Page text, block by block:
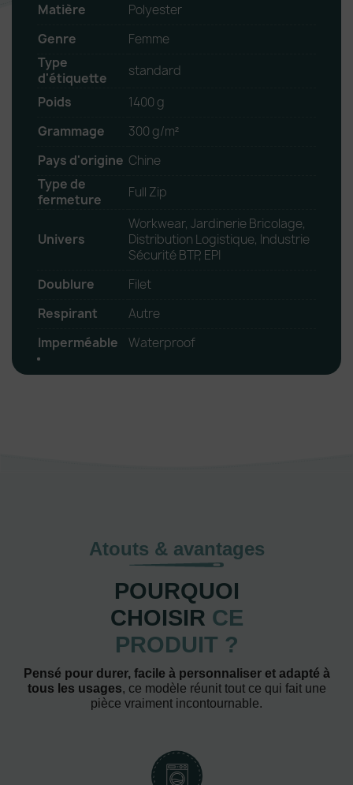
Matière
Polyester
Genre
Femme
Type
d'étiquette
standard
Poids
1400 g
Grammage
300 g/m²
Pays d'origine Chine
Type de
fermeture
Full Zip
Univers
Workwear, Jardinerie Bricolage,
Distribution Logistique, Industrie
Sécurité BTP, EPI
Doublure
Filet
Respirant
Autre
Imperméable
Waterproof
Atouts & avantages
POURQUOI
CHOISIR CE
PRODUIT ?
Pensé pour durer, facile à personnaliser et adapté à
tous les usages, ce modèle réunit tout ce qui fait une
pièce vraiment incontournable.